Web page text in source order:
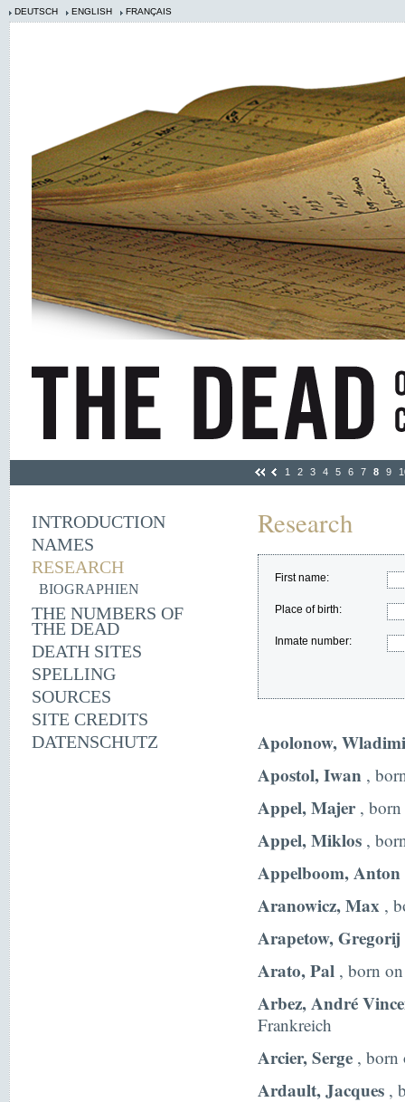
DEUTSCH ENGLISH FRANÇAIS
1 2 3 4 5 6 7 8 9
INTRODUCTION
NAMES
RESEARCH
BIOGRAPHIEN
THE NUMBERS OF
THE DEAD
DEATH SITES
SPELLING
SOURCES
SITE CREDITS
DATENSCHUTZ
Research
First name:
Place of birth:
Inmate number:
Apolonow,
Apostol, Iwan ,
Appel, Majer, born
Appel, Miklos ,
Appelboom, Anton
Aranowicz, Max ,
Arapetow, Gregorij
Arato, Pal , born
Arbez, André
Frankreich
Arcier, Serge , born
Ardault, Jacques ,